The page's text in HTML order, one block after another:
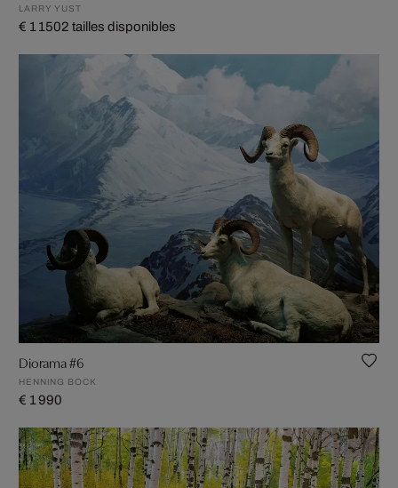
LARRY YUST
€ 1 1502 tailles disponibles
Diorama #6
HENNING BOCK
€ 1 990